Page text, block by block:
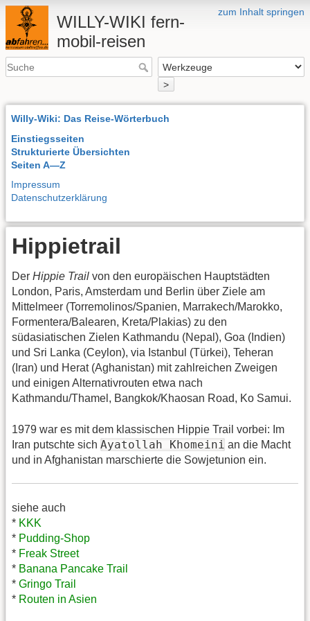
zum Inhalt springen
WILLY-WIKI fern-
mobil-reisen
>
Willy-Wiki: Das Reise-Wörterbuch
Einstiegsseiten
Strukturierte Übersichten
Seiten A—Z
Impressum
Datenschutzerklärung
Hippietrail
Der Hippie Trail von den europäischen Hauptstädten
London, Paris, Amsterdam und Berlin über Ziele am
Mittelmeer (Torremolinos/Spanien, Marrakech/Marokko,
Formentera/Balearen, Kreta/Plakias) zu den
südasiatischen Zielen Kathmandu (Nepal), Goa (Indien)
und Sri Lanka (Ceylon), via Istanbul (Türkei), Teheran
(Iran) und Herat (Aghanistan) mit zahlreichen Zweigen
und einigen Alternativrouten etwa nach
Kathmandu/Thamel, Bangkok/Khaosan Road, Ko Samui.
1979 war es mit dem klassischen Hippie Trail vorbei: Im
Iran putschte sich Ayatollah Khomeini an die Macht
und in Afghanistan marschierte die Sowjetunion ein.
siehe auch
* KKK
* Pudding-Shop
* Freak Street
* Banana Pancake Trail
* Gringo Trail
* Routen in Asien